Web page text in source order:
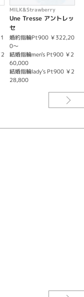
がら 共に歩くふたり－
ーム感のあるマリッジ
もキュート。
いと 「運命の象徴」ピ
すようにと願いを込めて…
MILK&Strawberry
Une Tresse アントレッ
セ
婚約指輪Pt900 ￥322,20
0〜
結婚指輪men's Pt900 ￥2
60,000
結婚指輪lady's Pt900 ￥2
28,800